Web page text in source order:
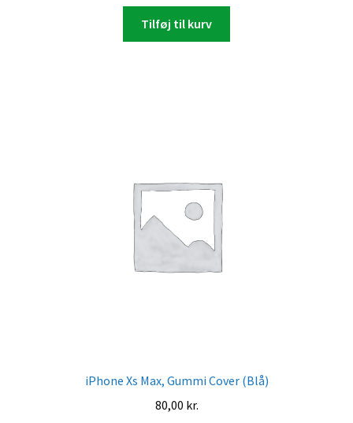
Tilføj til kurv
iPhone Xs Max, Gummi Cover (Blå)
80,00 kr.